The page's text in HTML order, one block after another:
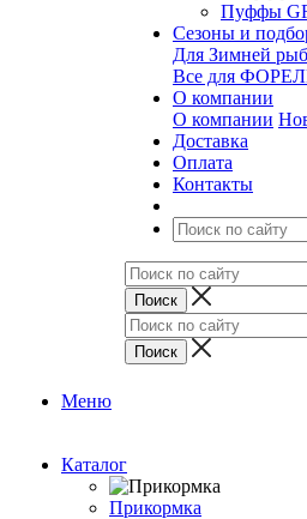
Пуффы
Сезоны и
Для Зимней
Все для
О компании
О компании
Доставка
Оплата
Контакты
Меню
Каталог
Прикормка